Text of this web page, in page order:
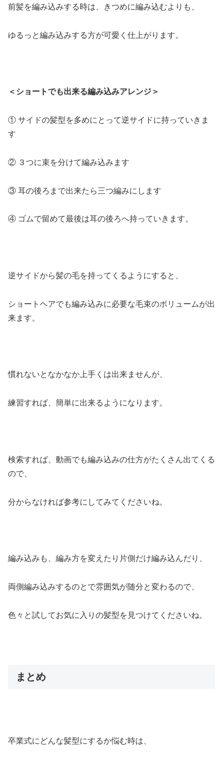
前髪を編み込みする時は、きつめに編み込むよりも、
ゆるっと編み込みする方が可愛く仕上がります。
＜ショートでも出来る編み込みアレンジ＞
① サイドの髪型を多めにとって逆サイドに持っていきま
す
② ３つに束を分けて編み込みます
③ 耳の後ろまで出来たら三つ編みにします
④ ゴムで留めて最後は耳の後ろへ持っていきます。
逆サイドから髪の毛を持ってくるようにすると、
ショートヘアでも編み込みに必要な毛束のボリュームが出
来ます。
慣れないとなかなか上手くは出来ませんが、
練習すれば、簡単に出来るようになります。
検索すれば、動画でも編み込みの仕方がたくさん出てくる
ので、
分からなければ参考にしてみてくださいね。
編み込みも、編み方を変えたり片側だけ編み込んだり、
両側編み込みするのとで雰囲気が随分と変わるので、
色々と試してお気に入りの髪型を見つけてくださいね。
まとめ
卒業式にどんな髪型にするか悩む時は、